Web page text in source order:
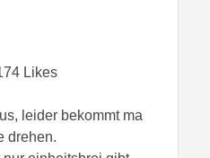
Likes
leider bekommt ma
drehen.